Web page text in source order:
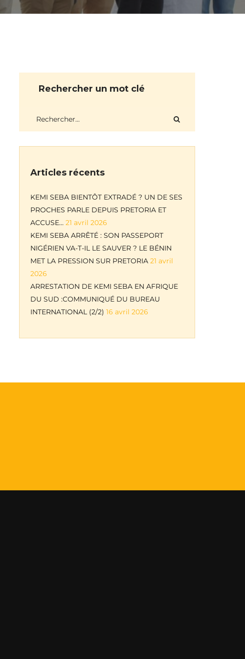
Rechercher un mot clé
Articles récents
KEMI SEBA BIENTÔT EXTRADÉ ? UN DE SES
PROCHES PARLE DEPUIS PRETORIA ET
ACCUSE… 21 avril 2026
KEMI SEBA ARRÊTÉ : SON PASSEPORT
NIGÉRIEN VA-T-IL LE SAUVER ? LE BÉNIN
MET LA PRESSION SUR PRETORIA 21 avril
2026
ARRESTATION DE KEMI SEBA EN AFRIQUE
DU SUD :COMMUNIQUÉ DU BUREAU
INTERNATIONAL (2/2) 16 avril 2026